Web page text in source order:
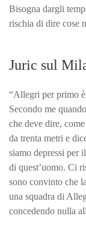
Bisogna dargli
rischia di dire cose
Juric sul
“Allegri per primo
Secondo me
che deve dire,
da trenta metri e
siamo depressi per
di quest’uomo. Ci
sono convinto che
una squadra di
concedendo nulla